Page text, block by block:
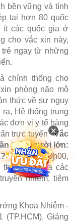
bền vững và tính
tại hơn 80 quốc
ít các quốc gia ở
cho vắc xin này,
ngay từ những
chính thống cho
phòng não mô
thức về sự nguy
Hệ thống trung
đơn vị y tế hàng
trực tuyến“Vắc
tuổi người lớn:
vào lúc 10h00,
tham gia của các
nhiễm, tiêm
Khoa Nhiễm -
(TP.HCM), Giảng
×